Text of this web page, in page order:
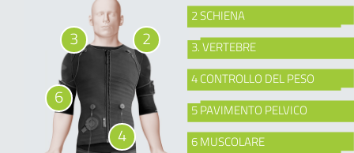
2
3
4
6
2 SCHIENA
3. VERTEBRE
4 CONTROLLO DEL PESO
5 PAVIMENTO PELVICO
6 MUSCOLARE